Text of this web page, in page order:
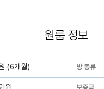
원룸 정보
(6개월) 방 종류